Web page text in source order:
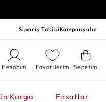
Sipariş TakibiKampanyalar
Sepetim
Favorilerim
Hesabım
Kargo Fırsatlar